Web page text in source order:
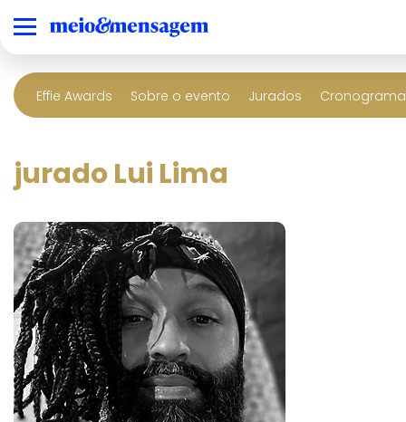
Effie Awards Sobre o evento Jurados
jurado Lui Lima